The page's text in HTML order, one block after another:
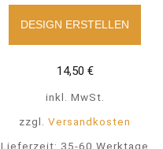
DESIGN ERSTELLEN
14,50 €
inkl. MwSt.
zzgl.Versandkosten
Lieferzeit: 35-60 Werktage